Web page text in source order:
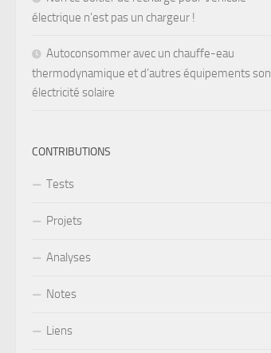
électrique n’est pas un chargeur !
Autoconsommer avec un chauffe-eau
thermodynamique et d’autres équipements son
électricité solaire
CONTRIBUTIONS
Tests
Projets
Analyses
Notes
Liens